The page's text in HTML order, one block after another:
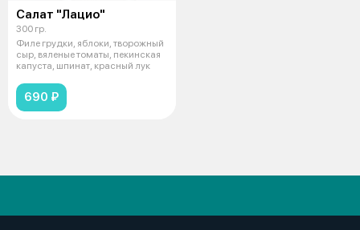
Салат "Лацио"
300 гр.
Филе грудки, яблоки, творожный
сыр, вяленые томаты, пекинская
капуста, шпинат, красный лук
690 ₽